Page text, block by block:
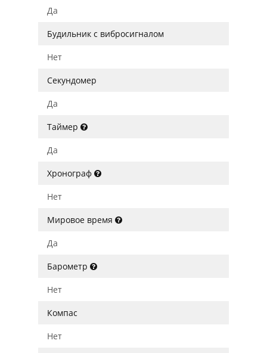
Да
Будильник с вибросигналом
Нет
Секундомер
Да
Таймер
Да
Хронограф
Нет
Мировое время
Да
Барометр
Нет
Компас
Нет